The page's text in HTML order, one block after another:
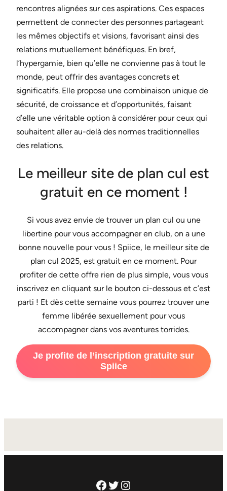
rencontres alignées sur ces aspirations. Ces espaces
permettent de connecter des personnes partageant
les mêmes objectifs et visions, favorisant ainsi des
relations mutuellement bénéfiques. En bref,
l’hypergamie, bien qu’elle ne convienne pas à tout le
monde, peut offrir des avantages concrets et
significatifs. Elle propose une combinaison unique de
sécurité, de croissance et d’opportunités, faisant
d’elle une véritable option à considérer pour ceux qui
souhaitent aller au-delà des normes traditionnelles
des relations.
Le meilleur site de plan cul est
gratuit en ce moment !
Si vous avez envie de trouver un plan cul ou une
libertine pour vous accompagner en club, on a une
bonne nouvelle pour vous ! Spiice, le meilleur site de
plan cul 2025, est gratuit en ce moment. Pour
profiter de cette offre rien de plus simple, vous vous
inscrivez en cliquant sur le bouton ci-dessous et c’est
parti ! Et dès cette semaine vous pourrez trouver une
femme libérée sexuellement pour vous
accompagner dans vos aventures torrides.
Je profite de l’inscription gratuite sur
Spiice
Facebook
Twitter
Instagram